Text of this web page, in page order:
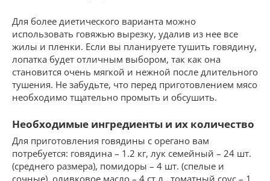
Для более диетического варианта можно
использовать говяжью вырезку, удалив из нее все
жилы и пленки. Если вы планируете тушить говядину,
лопатка будет отличным выбором, так как она
становится очень мягкой и нежной после длительного
тушения. Не забудьте, что перед приготовлением мясо
необходимо тщательно промыть и обсушить.
Необходимые ингредиенты и их количество
Для приготовления говядины с орегано вам
потребуется: говядина – 1.2 кг, лук семейный – 24 шт.
(среднего размера), помидоры – 4 шт. (спелые и
сочные), оливковое масло – 4 ст.л., томатный соус – 1